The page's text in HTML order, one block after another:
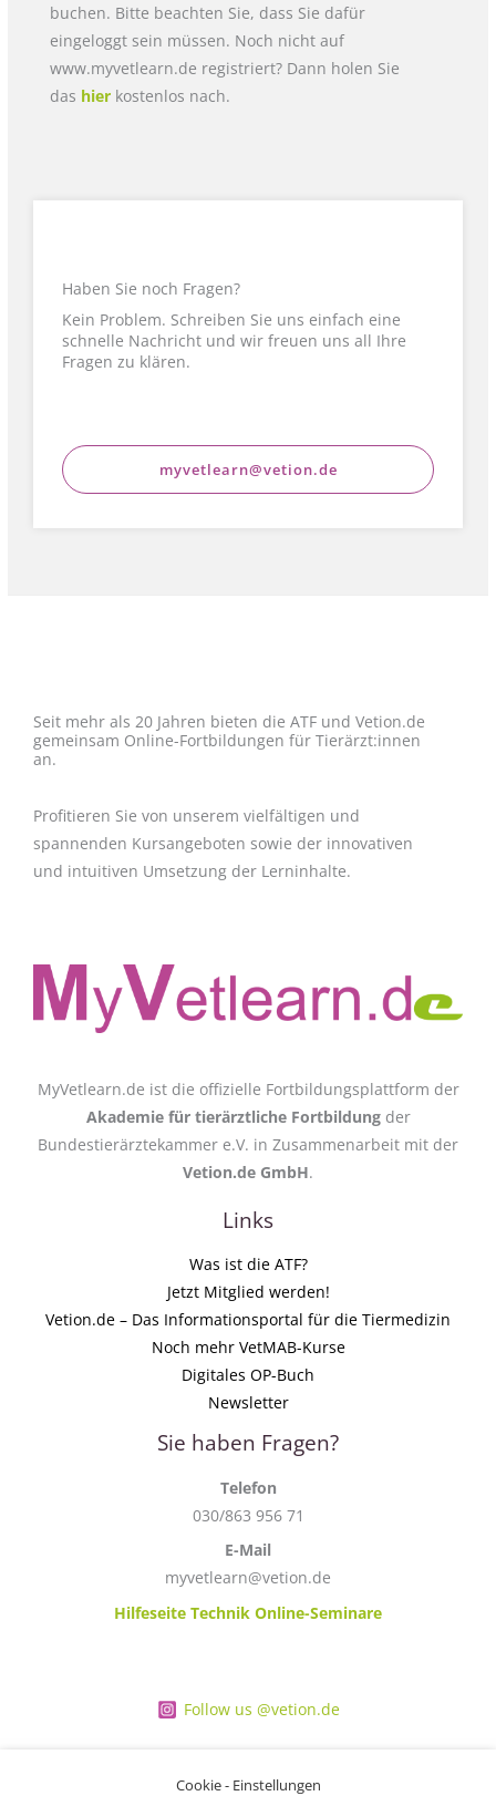
buchen. Bitte beachten Sie, dass Sie dafür
eingeloggt sein müssen. Noch nicht auf
www.myvetlearn.de registriert? Dann holen Sie
das hier kostenlos nach.
Haben Sie noch Fragen?
Kein Problem. Schreiben Sie uns einfach eine
schnelle Nachricht und wir freuen uns all Ihre
Fragen zu klären.
myvetlearn@vetion.de
Seit mehr als 20 Jahren bieten die ATF und Vetion.de
gemeinsam Online-Fortbildungen für Tierärzt:innen
an.
Profitieren Sie von unserem vielfältigen und
spannenden Kursangeboten sowie der innovativen
und intuitiven Umsetzung der Lerninhalte.
MyVetlearn.de ist die offizielle Fortbildungsplattform der
Akademie für tierärztliche Fortbildungder
Bundestierärztekammer e.V. in Zusammenarbeit mit der
Vetion.de GmbH.
Links
Was ist die ATF?
Jetzt Mitglied werden!
Vetion.de – Das Informationsportal für die Tiermedizin
Noch mehr VetMAB-Kurse
Digitales OP-Buch
Newsletter
Sie haben Fragen?
Telefon
030/863 956 71
E-Mail
myvetlearn@vetion.de
Hilfeseite Technik Online-Seminare
Follow us @vetion.de
Cookie - Einstellungen